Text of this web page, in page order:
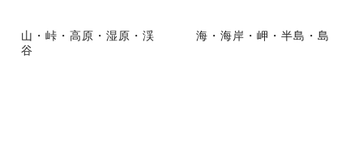
山・峠・高原・湿原・渓
谷
海・海岸・岬・半島・島